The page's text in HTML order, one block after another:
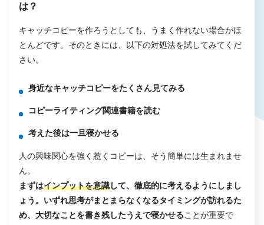
は？
キャッチコピーを作ろうとしても、うまく作れない場合がほ
とんどです。そのときには、以下の対処法を試してみてくだ
さい。
身近なキャッチコピーをたくさん見てみる
コピーライティング関連書籍を読む
考えた後は一旦寝かせる
人の興味関心を強く惹くコピーは、そう簡単には生まれませ
ん。
まずはインプットを意識して、徹底的に考えるようにしまし
ょう。いずれ思考がまとまらなくなるタイミングが訪れるた
め、大切なことを書き残したうえで寝かせることが重要で